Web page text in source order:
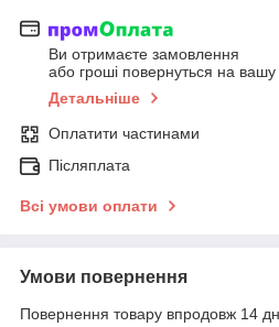
Ви отримаєте замовлення
або гроші повернуться на вашу
Детальніше
Оплатити частинами
Післяплата
Всі умови оплати
Умови повернення
Повернення товару впродовж 14